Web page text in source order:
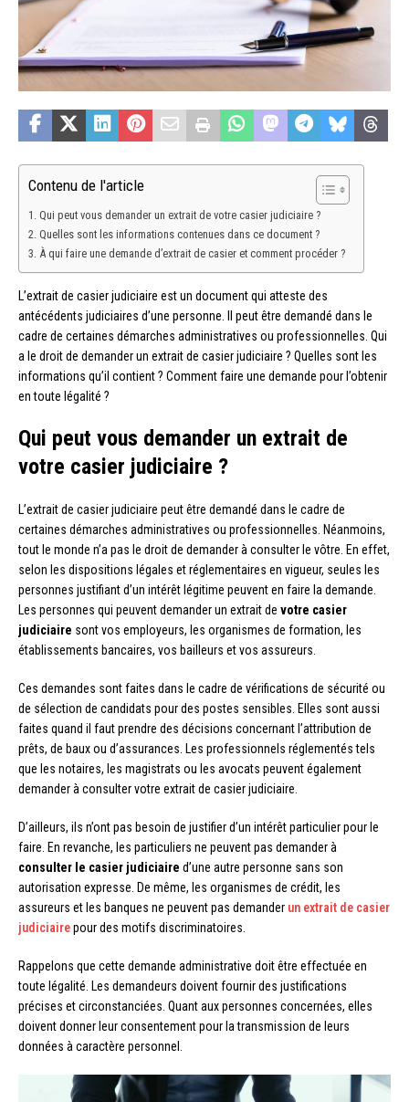
Contenu de l'article
Qui peut vous demander un extrait de votre casier judiciaire ?
Quelles sont les informations contenues dans ce document ?
À qui faire une demande d’extrait de casier et comment procéder ?
L’extrait de casier judiciaire est un document qui atteste des
antécédents judiciaires d’une personne. Il peut être demandé dans le
cadre de certaines démarches administratives ou professionnelles. Qui
a le droit de demander un extrait de casier judiciaire ? Quelles sont les
informations qu’il contient ? Comment faire une demande pour l’obtenir
en toute légalité ?
Qui peut vous demander un extrait de
votre casier judiciaire ?
L’extrait de casier judiciaire peut être demandé dans le cadre de
certaines démarches administratives ou professionnelles. Néanmoins,
tout le monde n’a pas le droit de demander à consulter le vôtre. En effet,
selon les dispositions légales et réglementaires en vigueur, seules les
personnes justifiant d’un intérêt légitime peuvent en faire la demande.
Les personnes qui peuvent demander un extrait de votre casier
judiciaire sont vos employeurs, les organismes de formation, les
établissements bancaires, vos bailleurs et vos assureurs.
Ces demandes sont faites dans le cadre de vérifications de sécurité ou
de sélection de candidats pour des postes sensibles. Elles sont aussi
faites quand il faut prendre des décisions concernant l’attribution de
prêts, de baux ou d’assurances. Les professionnels réglementés tels
que les notaires, les magistrats ou les avocats peuvent également
demander à consulter votre extrait de casier judiciaire.
D’ailleurs, ils n’ont pas besoin de justifier d’un intérêt particulier pour le
faire. En revanche, les particuliers ne peuvent pas demander à
consulter le casier judiciaire d’une autre personne sans son
autorisation expresse. De même, les organismes de crédit, les
assureurs et les banques ne peuvent pas demander un extrait de casier
judiciairepour des motifs discriminatoires.
Rappelons que cette demande administrative doit être effectuée en
toute légalité. Les demandeurs doivent fournir des justifications
précises et circonstanciées. Quant aux personnes concernées, elles
doivent donner leur consentement pour la transmission de leurs
données à caractère personnel.